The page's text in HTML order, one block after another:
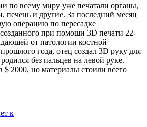
по всему миру уже печатали органы,
печень и другие. За последний месяц
операцию по пересадке
при помощи 3D печати 22-
от патологии костной
года, отец создал 3D руку для
без пальцев на левой руке.
2000, но материалы стоили всего
к